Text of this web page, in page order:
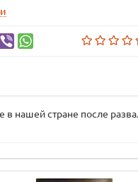
нашей стране после